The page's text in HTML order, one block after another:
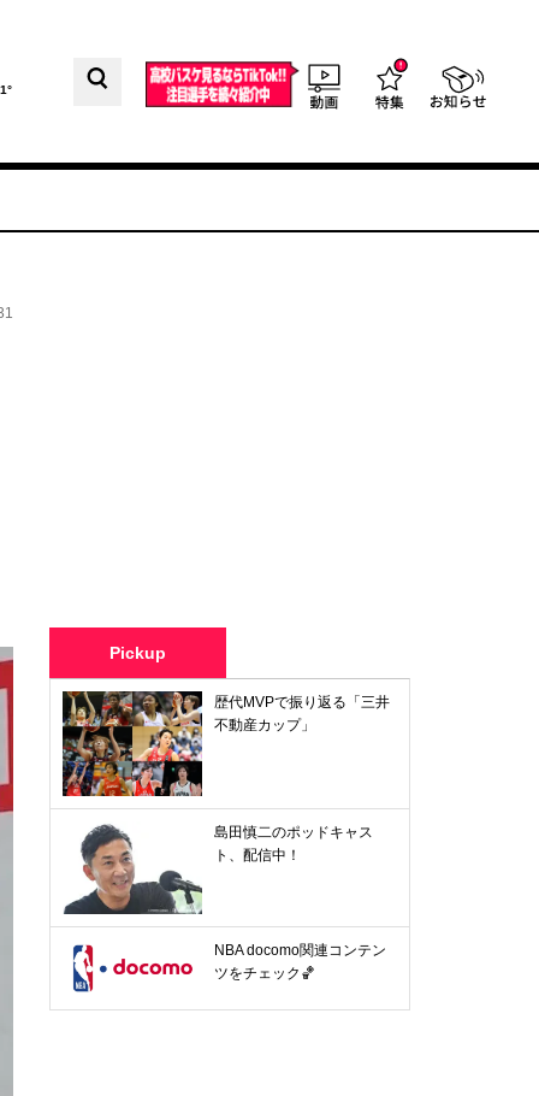
Pickup
歴代MVPで振り返る「三井
不動産カップ」
島田慎二のポッドキャス
ト、配信中！
NBA docomo関連コンテン
ツをチェック🏀